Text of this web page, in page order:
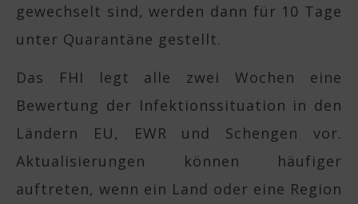
gewechselt sind, werden dann für 10 Tage
unter Quarantäne gestellt.
Das FHI legt alle zwei Wochen eine
Bewertung der Infektionssituation in den
Ländern EU, EWR und Schengen vor.
Aktualisierungen können häufiger
auftreten, wenn ein Land oder eine Region